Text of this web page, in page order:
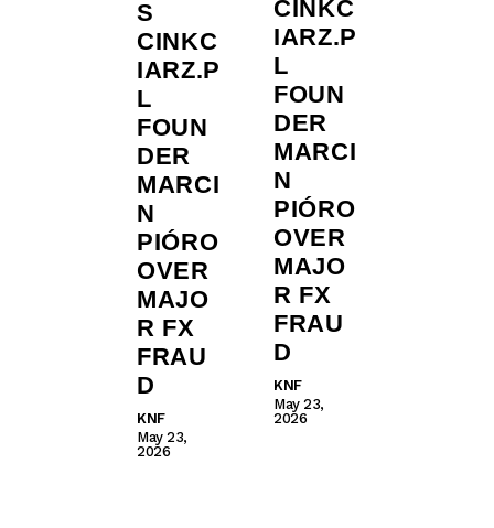
S
CINKC
IARZ.P
L
FOUN
DER
MARCI
N
PIÓRO
OVER
MAJO
R FX
FRAU
D
KNF
May 23,
2026
CINKC
IARZ.P
L
FOUN
DER
MARCI
N
PIÓRO
OVER
MAJO
R FX
FRAU
D
KNF
May 23,
2026